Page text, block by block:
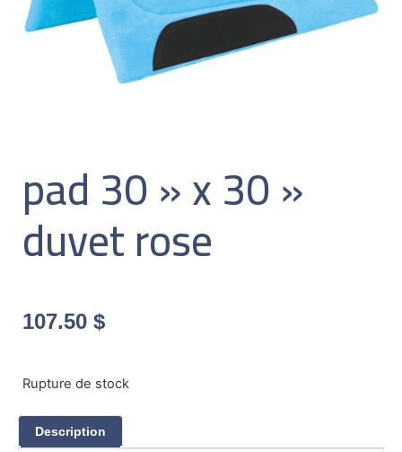
pad 30 » x 30 »
duvet rose
107.50 $
Rupture de stock
Description